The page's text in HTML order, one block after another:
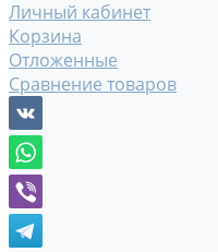
Личный кабинет
Корзина
Отложенные
Сравнение товаров